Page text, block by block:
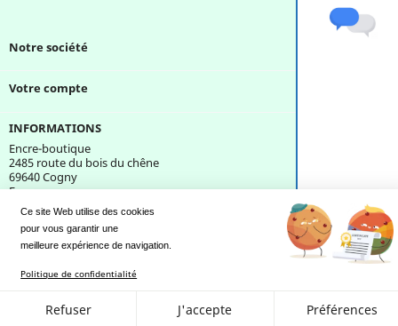
Ce site Web utilise des cookies
pour vous garantir une
meilleure expérience de navigation.
Politique de confidentialité
Refuser J'accepte Préférences
Une question ?
Notre société
Votre compte
INFORMATIONS
Encre-boutique
2485 route du bois du chêne
69640 Cogny
France